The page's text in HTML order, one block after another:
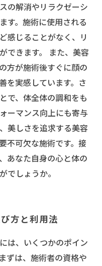
の解消やリラクゼーシ
す。施術に使用される
感じることがなく、リ
できます。 また、美容
方が施術後すぐに顔の
を実感しています。さ
で、体全体の調和をも
ーマンス向上にも寄与
美しさを追求する美容
不可欠な施術です。接
あなた自身の心と体の
でしょうか。
方と利用法
は、いくつかのポイン
ずは、施術者の資格や